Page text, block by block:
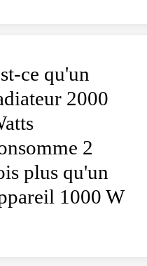
ce qu'un
2000
2
plus qu'un
1000 W